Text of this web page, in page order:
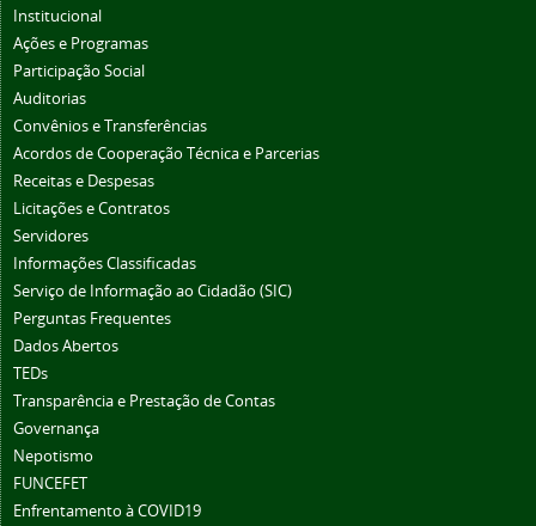
Institucional
Ações e Programas
Participação Social
Auditorias
Convênios e Transferências
Acordos de Cooperação Técnica e Parcerias
Receitas e Despesas
Licitações e Contratos
Servidores
Informações Classificadas
Serviço de Informação ao Cidadão (SIC)
Perguntas Frequentes
Dados Abertos
TEDs
Transparência e Prestação de Contas
Governança
Nepotismo
FUNCEFET
Enfrentamento à COVID19